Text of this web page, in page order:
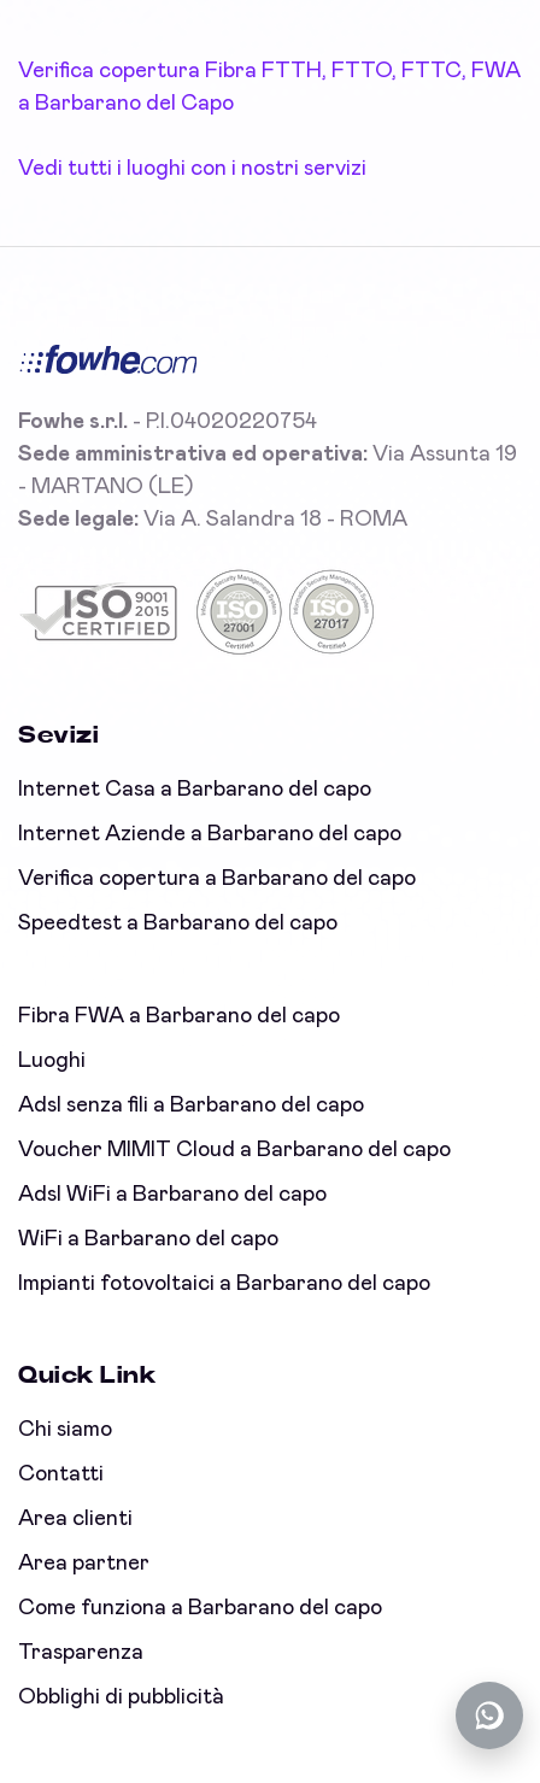
Verifica copertura Fibra FTTH, FTTO, FTTC, FWA
a Barbarano del Capo
Vedi tutti i luoghi con i nostri servizi
Fowhe s.r.l. - P.I.04020220754
Sede amministrativa ed operativa: Via Assunta 19
- MARTANO (LE)
Sede legale: Via A. Salandra 18 - ROMA
Sevizi
Internet Casa a Barbarano del capo
Internet Aziende a Barbarano del capo
Verifica copertura a Barbarano del capo
Speedtest a Barbarano del capo
Fibra FWA a Barbarano del capo
Luoghi
Adsl senza fili a Barbarano del capo
Voucher MIMIT Cloud a Barbarano del capo
Adsl WiFi a Barbarano del capo
WiFi a Barbarano del capo
Impianti fotovoltaici a Barbarano del capo
Quick Link
Chi siamo
Contatti
Area clienti
Area partner
Come funziona a Barbarano del capo
Trasparenza
Obblighi di pubblicità